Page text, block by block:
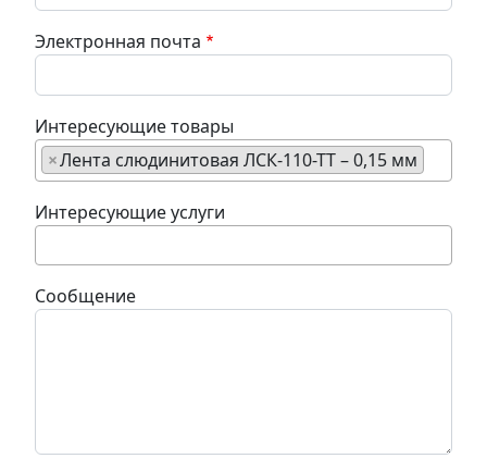
Электронная почта
Интересующие товары
×Лента слюдинитовая ЛСК-110-ТТ – 0,15 мм
Интересующие услуги
Сообщение